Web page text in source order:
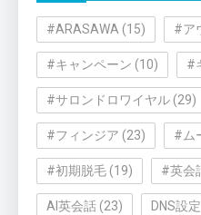
#ARASAWA (15) #ア
#キャンペーン (10) #
#サロンドロワイヤル (29)
#フィンジア (23) #ム
#初期脱毛 (19) #英会
AI英会話 (23) DNS設定